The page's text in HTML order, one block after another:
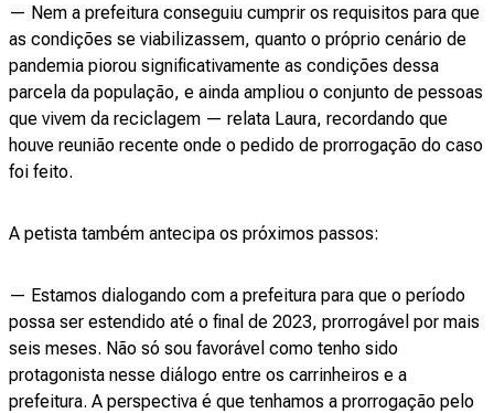
— Nem a prefeitura conseguiu cumprir os requisitos para que
as condições se viabilizassem, quanto o próprio cenário de
pandemia piorou significativamente as condições dessa
parcela da população, e ainda ampliou o conjunto de pessoas
que vivem da reciclagem — relata Laura, recordando que
houve reunião recente onde o pedido de prorrogação do caso
foi feito.
A petista também antecipa os próximos passos:
— Estamos dialogando com a prefeitura para que o período
possa ser estendido até o final de 2023, prorrogável por mais
seis meses. Não só sou favorável como tenho sido
protagonista nesse diálogo entre os carrinheiros e a
prefeitura. A perspectiva é que tenhamos a prorrogação pelo